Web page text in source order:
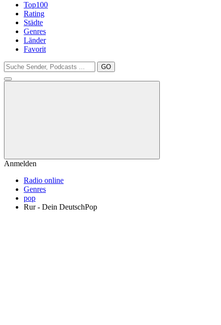
Top100
Rating
Städte
Genres
Länder
Favorit
GO
Anmelden
Radio online
Genres
pop
Rur - Dein DeutschPop